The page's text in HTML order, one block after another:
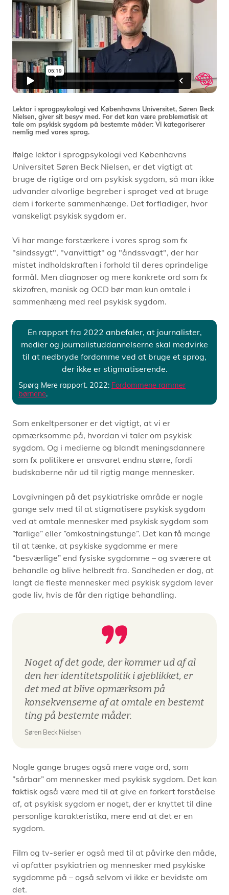
Lektor i sprogpsykologi ved Københavns Universitet, Søren Beck
Nielsen, giver sit besyv med. For det kan være problematisk at
tale om psykisk sygdom på bestemte måder: Vi kategoriserer
nemlig med vores sprog.
Ifølge lektor i sprogpsykologi ved Københavns
Universitet Søren Beck Nielsen, er det vigtigt at
bruge de rigtige ord om psykisk sygdom, så man ikke
udvander alvorlige begreber i sproget ved at bruge
dem i forkerte sammenhænge. Det forfladiger, hvor
vanskeligt psykisk sygdom er.
Vi har mange forstærkere i vores sprog som fx
"sindssygt", "vanvittigt" og "åndssvagt", der har
mistet indholdskraften i forhold til deres oprindelige
formål. Men diagnoser og mere konkrete ord som fx
skizofren, manisk og OCD bør man kun omtale i
sammenhæng med reel psykisk sygdom.
En rapport fra 2022 anbefaler, at journalister,
medier og journalistuddannelserne skal medvirke
til at nedbryde fordomme ved at bruge et sprog,
der ikke er stigmatiserende.
Spørg Mere rapport. 2022: Fordommene rammer
børnene.
Som enkeltpersoner er det vigtigt, at vi er
opmærksomme på, hvordan vi taler om psykisk
sygdom. Og i medierne og blandt meningsdannere
som fx politikere er ansvaret endnu større, fordi
budskaberne når ud til rigtig mange mennesker.
Lovgivningen på det psykiatriske område er nogle
gange selv med til at stigmatisere psykisk sygdom
ved at omtale mennesker med psykisk sygdom som
”farlige” eller ”omkostningstunge”. Det kan få mange
til at tænke, at psykiske sygdomme er mere
“besværlige” end fysiske sygdomme – og sværere at
behandle og blive helbredt fra. Sandheden er dog, at
langt de fleste mennesker med psykisk sygdom lever
gode liv, hvis de får den rigtige behandling.
Noget af det gode, der kommer ud af al
den her identitetspolitik i øjeblikket, er
det med at blive opmærksom på
konsekvenserne af at omtale en bestemt
ting på bestemte måder.
Søren Beck Nielsen
Nogle gange bruges også mere vage ord, som
”sårbar” om mennesker med psykisk sygdom. Det kan
faktisk også være med til at give en forkert forståelse
af, at psykisk sygdom er noget, der er knyttet til dine
personlige karakteristika, mere end at det er en
sygdom.
Film og tv-serier er også med til at påvirke den måde,
vi opfatter psykiatrien og mennesker med psykiske
sygdomme på – også selvom vi ikke er bevidste om
det.